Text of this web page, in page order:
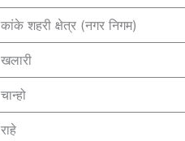
कांके शहरी क्षेत्र (नगर निगम)
खलारी
चान्हो
राहे